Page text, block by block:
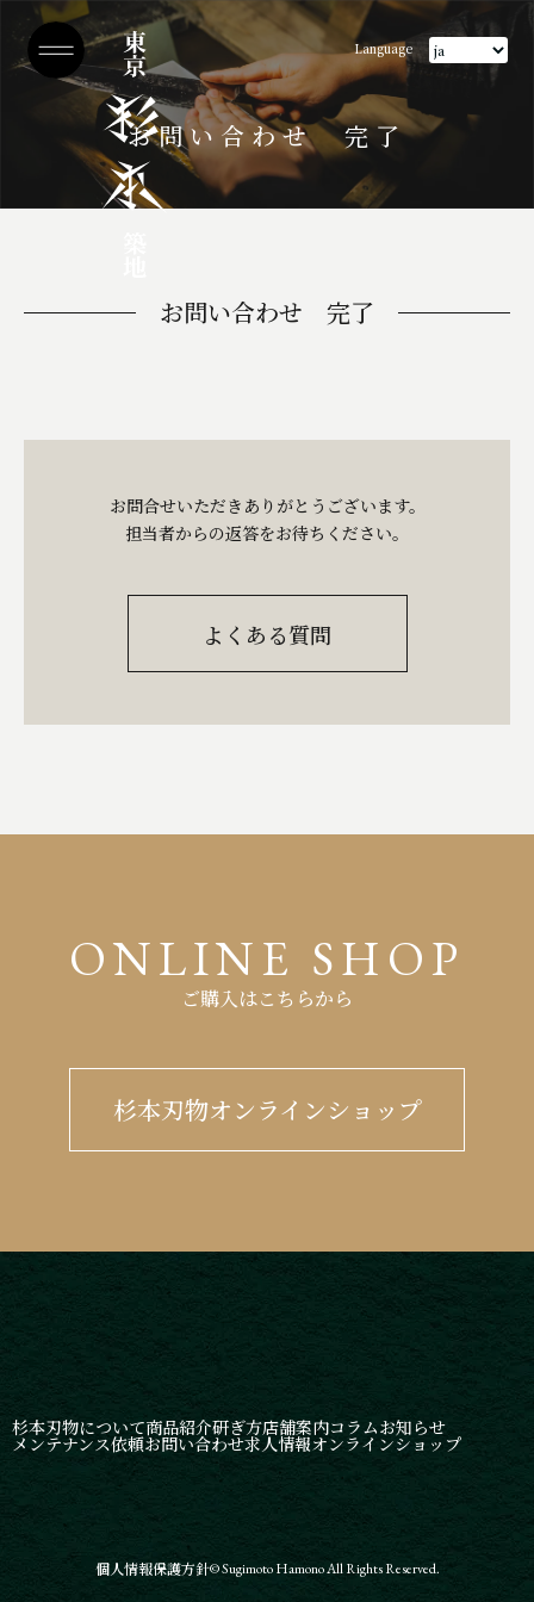
Language
お問い合わせ 完了
お問い合わせ 完了
お問合せいただきありがとうございます。
担当者からの返答をお待ちください。
よくある質問
ONLINE SHOP
ご購入はこちらから
杉本刃物オンラインショップ
杉本刃物について商品紹介研ぎ方店舗案内コラムお知らせ
メンテナンス依頼お問い合わせ求人情報オンラインショップ
個人情報保護方針© Sugimoto Hamono All Rights Reserved.